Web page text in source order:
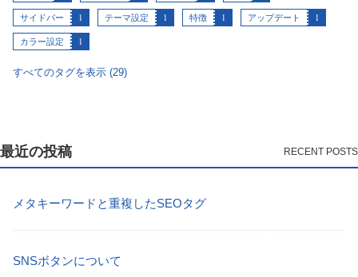
サイドバー
1 テーマ設定 1 特徴 1 アップデート
1
カラー設定
1
すべてのタグを表示 (29)
最近の投稿
メタキーワードと重複したSEOタグ
SNSボタンについて